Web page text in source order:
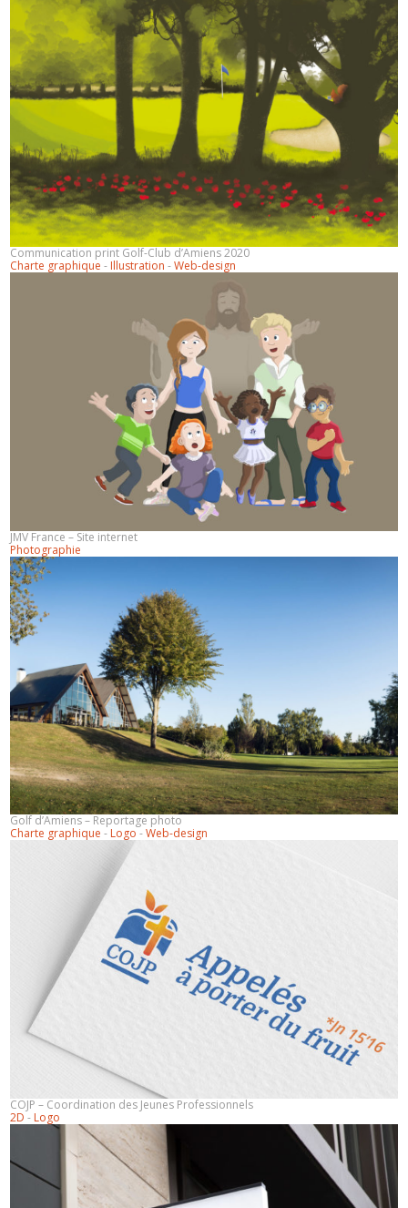
Communication print Golf-Club d’Amiens 2020
Charte graphique - Illustration -Web-design
JMV France – Site internet
Photographie
Golf d’Amiens – Reportage photo
Charte graphique - Logo -Web-design
COJP – Coordination des Jeunes Professionnels
2D - Logo